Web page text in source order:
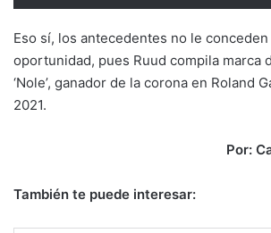
Eso sí, los antecedentes no le
oportunidad, pues Ruud compila marca
‘Nole’, ganador de la corona en Roland
2021.
Por:
También te puede interesar: